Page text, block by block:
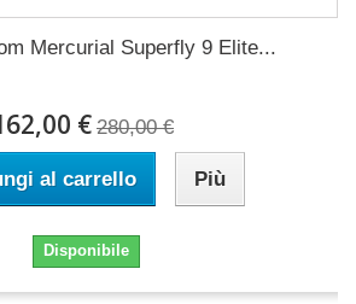
Mercurial Superfly 9 Elite...
€ 280,00 €
al carrello Più
Disponibile